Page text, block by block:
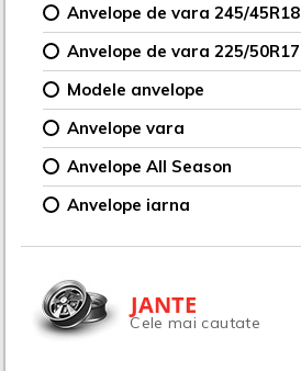
Anvelope de vara 245/45R18
Anvelope de vara 225/50R17
Modele anvelope
Anvelope vara
Anvelope All Season
Anvelope iarna
JANTE
Cele mai cautate